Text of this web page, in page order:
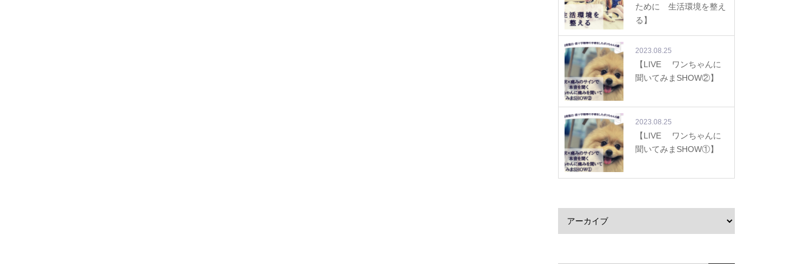
ために 生活環境を整え
る】
2023.08.25
【LIVE ワンちゃんに
聞いてみまSHOW②】
2023.08.25
【LIVE ワンちゃんに
聞いてみまSHOW①】